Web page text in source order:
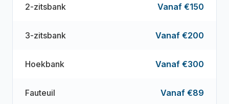
2-zitsbank Vanaf €150
3-zitsbank Vanaf €200
Hoekbank Vanaf €300
Fauteuil Vanaf €89